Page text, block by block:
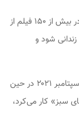
بر اساس اتهام‌های وارده شده به این بازیگر که چند دهه به عنوان اسطوره سینمای فرانسه شناخته می‌شد و در بیش از ۱۵۰ فیلم از
دو برژراک» ساخته ژان پل راپنو بازی کرده، وی ممکن است تا ۵ سال زندانی شود و
در شکایت آملی کی، دکوراتور فیلم «پرده‌های سبز» که ۲۳ فوریه ۲۰۲۴ ثبت شده، دوپاردیو متهم شد که ۱۰ سپتامبر ۲۰۲۱ در حین
سبز» کار می‌کرد،